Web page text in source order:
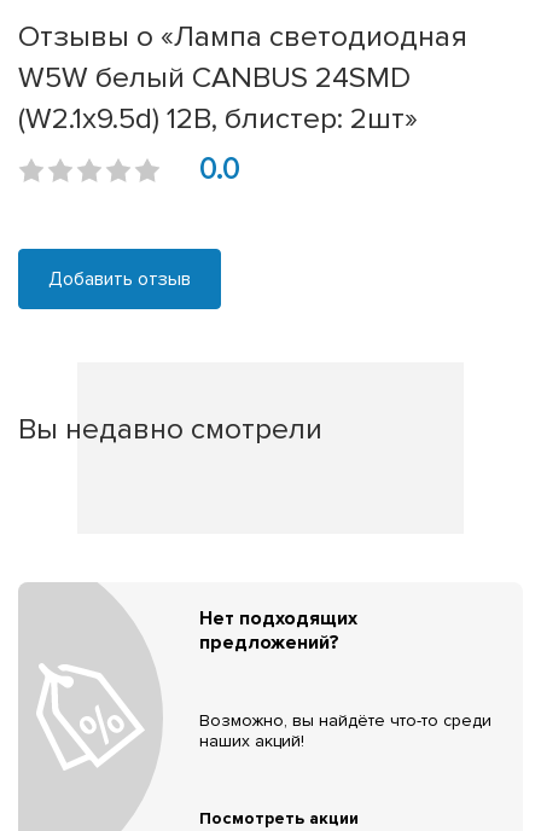
Отзывы о «Лампа светодиодная
W5W белый CANBUS 24SMD
(W2.1x9.5d) 12В, блистер: 2шт»
0.0
Добавить отзыв
Вы недавно смотрели
Нет подходящих
предложений?
Возможно, вы найдёте что-то среди
наших акций!
Посмотреть акции